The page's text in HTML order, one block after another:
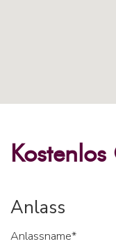
Anlass
Anlassname*